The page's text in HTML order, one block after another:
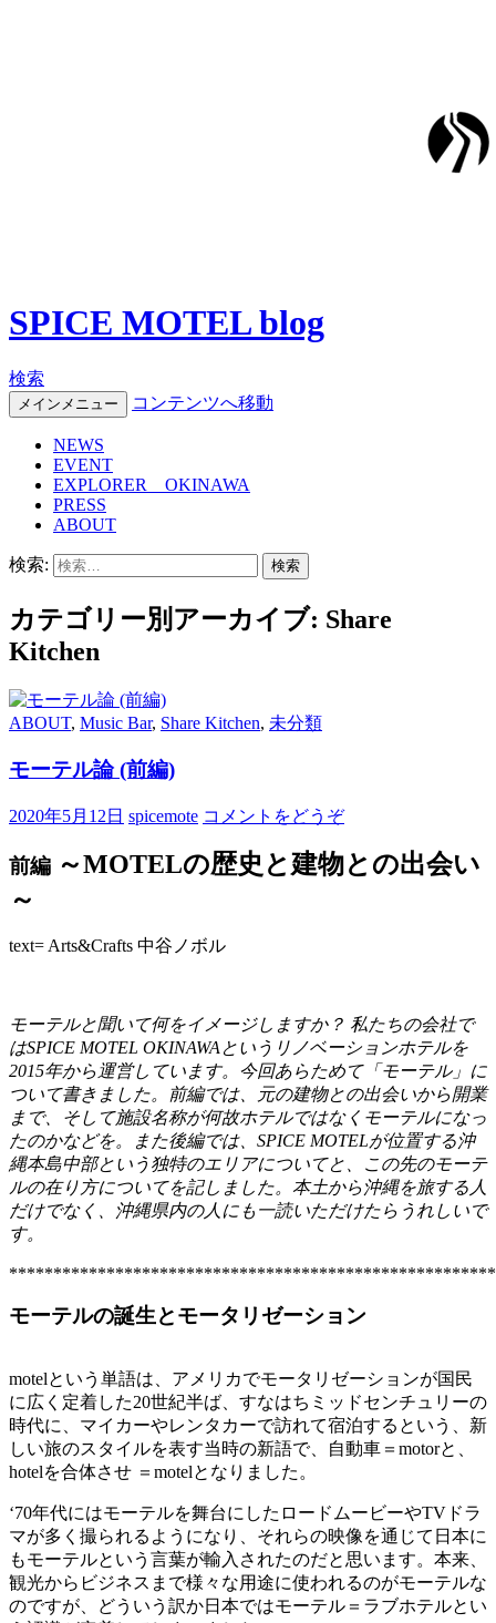
SPICE MOTEL blog
検索
メインメニュー コンテンツへ移動
NEWS
EVENT
EXPLORER OKINAWA
PRESS
ABOUT
検索:
カテゴリー別アーカイブ: Share
Kitchen
ABOUT, Music Bar, Share Kitchen, 未分類
モーテル論 (前編)
2020年5月12日 spicemote コメントをどうぞ
前編 ～MOTELの歴史と建物との出会い
～
text= Arts&Crafts 中谷ノボル
モーテルと聞いて何をイメージしますか？ 私たちの会社で
はSPICE MOTEL OKINAWAというリノベーションホテルを
2015年から運営しています。今回あらためて「モーテル」に
ついて書きました。前編では、元の建物との出会いから開業
まで、そして施設名称が何故ホテルではなくモーテルになっ
たのかなどを。また後編では、SPICE MOTELが位置する沖
縄本島中部という独特のエリアについてと、この先のモーテ
ルの在り方についてを記しました。本土から沖縄を旅する人
だけでなく、沖縄県内の人にも一読いただけたらうれしいで
す。
モーテルの誕生とモータリゼーション
motelという単語は、アメリカでモータリゼーションが国民
に広く定着した20世紀半ば、すなはちミッドセンチュリーの
時代に、マイカーやレンタカーで訪れて宿泊するという、新
しい旅のスタイルを表す当時の新語で、自動車＝motorと、
hotelを合体させ ＝motelとなりました。
‘70年代にはモーテルを舞台にしたロードムービーやTVドラ
マが多く撮られるようになり、それらの映像を通じて日本に
もモーテルという言葉が輸入されたのだと思います。本来、
観光からビジネスまで様々な用途に使われるのがモーテルな
のですが、どういう訳か日本ではモーテル＝ラブホテルとい